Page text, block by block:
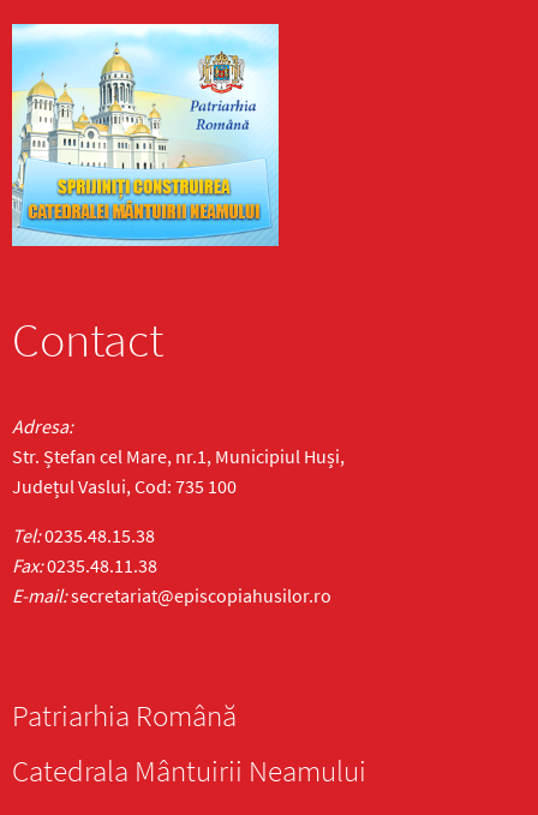
Contact
Adresa:
Str. Ștefan cel Mare, nr.1, Municipiul Huși,
Județul Vaslui, Cod: 735 100
Tel:0235.48.15.38
Fax:0235.48.11.38
E-mail:secretariat@episcopiahusilor.ro
Patriarhia Română
Catedrala Mântuirii Neamului